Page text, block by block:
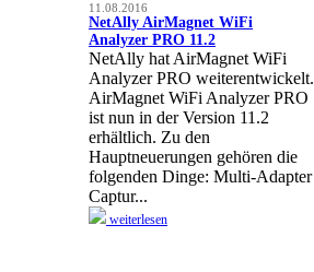
11.08.2016
NetAlly AirMagnet WiFi
Analyzer PRO 11.2
NetAlly hat AirMagnet WiFi
Analyzer PRO weiterentwickelt.
AirMagnet WiFi Analyzer PRO
ist nun in der Version 11.2
erhältlich. Zu den
Hauptneuerungen gehören die
folgenden Dinge: Multi-Adapter
Captur...
weiterlesen